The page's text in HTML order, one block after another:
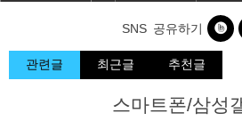
SNS 공유하기 
관련글 최근글 추천글
스마트폰/삼성